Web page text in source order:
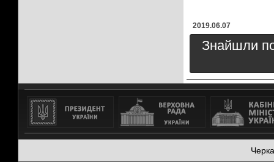
2019.06.07
Знайшли